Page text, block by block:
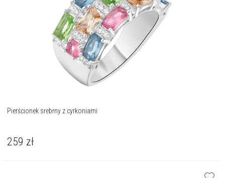
Pierścionek srebrny z cyrkoniami
259 zł